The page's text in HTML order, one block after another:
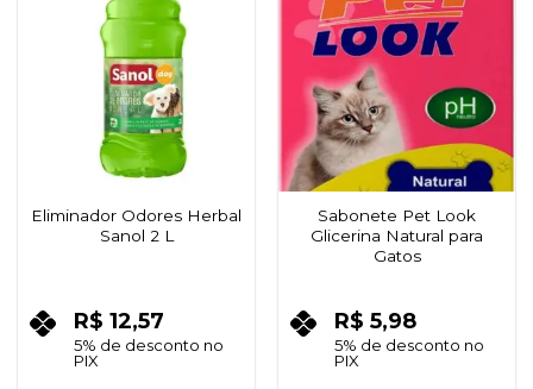
Adicionar
à lista de
Eliminador Odores Herbal
Sanol 2 L
R$ 12,57
5% de desconto no
PIX
Adicionar
à lista de
desejos
Sabonete Pet Look
Glicerina Natural para
Gatos
R$ 5,98
5% de desconto no
PIX